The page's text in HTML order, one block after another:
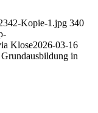
Kopie-1.jpg 340
Klose2026-03-16
in